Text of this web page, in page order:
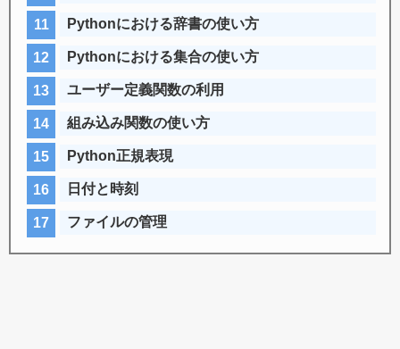
Pythonにおける辞書の使い方
Pythonにおける集合の使い方
ユーザー定義関数の利用
組み込み関数の使い方
Python正規表現
日付と時刻
ファイルの管理